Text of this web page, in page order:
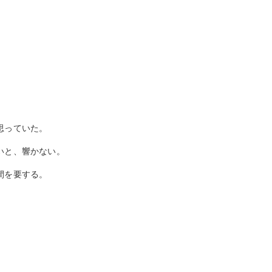
ていた。
、響かない。
要する。